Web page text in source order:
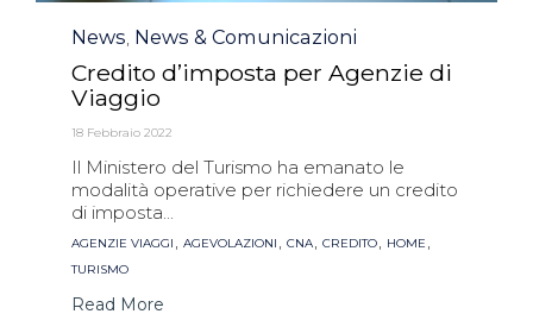
Category
News, News & Comunicazioni
Credito d’imposta per Agenzie di
Viaggio
18 Febbraio 2022
Il Ministero del Turismo ha emanato le
modalità operative per richiedere un credito
di imposta...
Tags
AGENZIE VIAGGI , AGEVOLAZIONI , CNA, CREDITO, HOME ,
TURISMO
Read More